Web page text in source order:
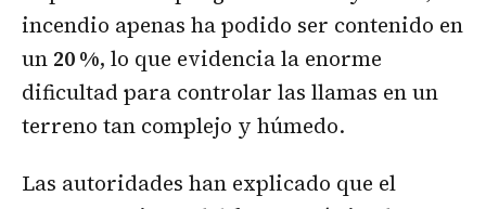
incendio apenas ha podido ser contenido en
un 20 %, lo que evidencia la enorme
dificultad para controlar las llamas en un
terreno tan complejo y húmedo.
Las autoridades han explicado que el